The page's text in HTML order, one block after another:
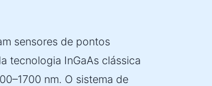
sensores de pontos
tecnologia InGaAs clássica
nm. O sistema de